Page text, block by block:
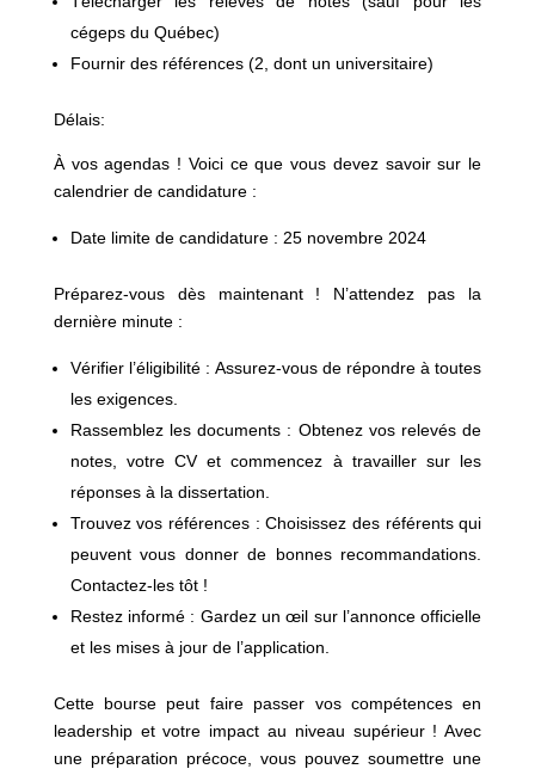
cégeps du Québec)
Fournir des références (2, dont un universitaire)
Délais:
À vos agendas ! Voici ce que vous devez savoir sur le
calendrier de candidature :
Date limite de candidature : 25 novembre 2024
Préparez-vous dès maintenant ! N’attendez pas la
dernière minute :
Vérifier l’éligibilité : Assurez-vous de répondre à toutes
les exigences.
Rassemblez les documents : Obtenez vos relevés de
notes, votre CV et commencez à travailler sur les
réponses à la dissertation.
Trouvez vos références : Choisissez des référents qui
peuvent vous donner de bonnes recommandations.
Contactez-les tôt !
Restez informé : Gardez un œil sur l’annonce officielle
et les mises à jour de l’application.
Cette bourse peut faire passer vos compétences en
leadership et votre impact au niveau supérieur ! Avec
une préparation précoce, vous pouvez soumettre une